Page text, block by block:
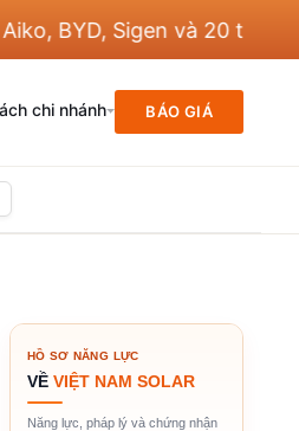
Sigen và 20 thương
chi nhánh BÁO GIÁ
HỒ SƠ NĂNG LỰC
VỀ VIỆT NAM SOLAR
Năng lực, pháp lý và chứng nhận